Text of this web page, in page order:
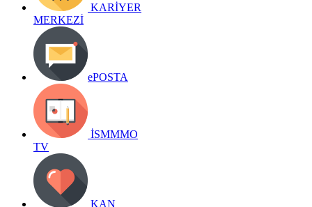
KARİYER
MERKEZİ
ePOSTA
İSMMMO
TV
KAN